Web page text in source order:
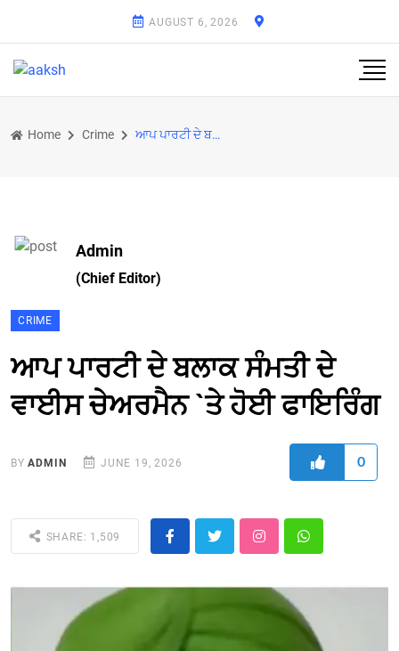
AUGUST 6, 2026
Home Crime ਆਪ ਪਾਰਟੀ ਦੇ ਬਲਾਕ ਸੰਮਤੀ ਦੇ ਵਾਈਸ ਚੇਅਰਮੈਨ `ਤੇ ਹੋਈ ਫਾਇਰਿੰਗ
Admin
(Chief Editor)
CRIME
ਆਪ ਪਾਰਟੀ ਦੇ ਬਲਾਕ ਸੰਮਤੀ ਦੇ
ਵਾਈਸ ਚੇਅਰਮੈਨ `ਤੇ ਹੋਈ ਫਾਇਰਿੰਗ
BYADMIN JUNE 19, 2026 0
SHARE: 1,509